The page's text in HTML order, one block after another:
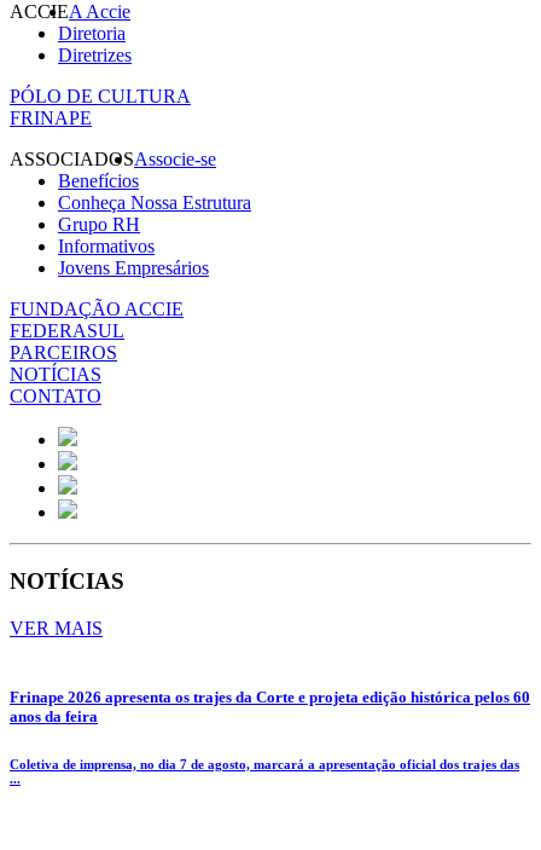
ACCIEA Accie
Diretoria
Diretrizes
PÓLO DE CULTURA
FRINAPE
ASSOCIADOSAssocie-se
Benefícios
Conheça Nossa Estrutura
Grupo RH
Informativos
Jovens Empresários
FUNDAÇÃO ACCIE
FEDERASUL
PARCEIROS
NOTÍCIAS
CONTATO
NOTÍCIAS
VER MAIS
Frinape 2026 apresenta os trajes da Corte e projeta edição histórica pelos 60
anos da feira
Coletiva de imprensa, no dia 7 de agosto, marcará a apresentação oficial dos trajes das
...